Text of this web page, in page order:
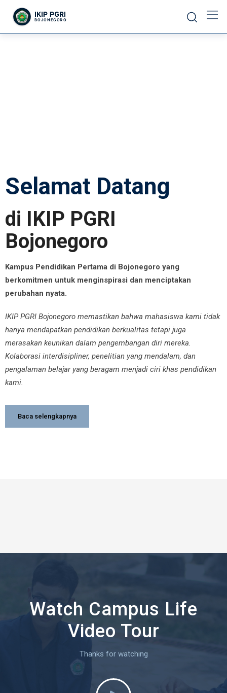
Selamat Datang
di IKIP PGRI
Bojonegoro
Kampus Pendidikan Pertama di Bojonegoro yang
berkomitmen untuk menginspirasi dan menciptakan
perubahan nyata.
IKIP PGRI Bojonegoro memastikan bahwa mahasiswa kami tidak
hanya mendapatkan pendidikan berkualitas tetapi juga
merasakan keunikan dalam pengembangan diri mereka.
Kolaborasi interdisipliner, penelitian yang mendalam, dan
pengalaman belajar yang beragam menjadi ciri khas pendidikan
kami.
Baca selengkapnya
Watch Campus Life
Video Tour
Thanks for watching